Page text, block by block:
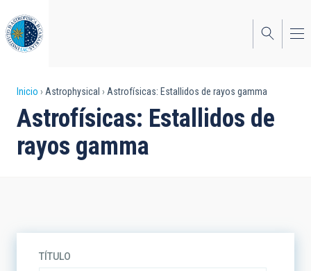
al
contenido
principal
Sobrescribir
enlaces
de
Inicio Astrophysical Astrofísicas: Estallidos de rayos gamma
Astrofísicas: Estallidos de
rayos gamma
TÍTULO